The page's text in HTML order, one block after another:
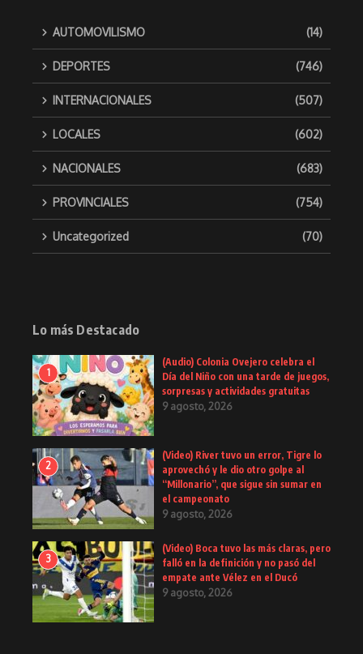
AUTOMOVILISMO (14)
DEPORTES (746)
INTERNACIONALES (507)
LOCALES (602)
NACIONALES (683)
PROVINCIALES (754)
Uncategorized (70)
Lo más Destacado
1
(Audio) Colonia Ovejero celebra el
Día del Niño con una tarde de juegos,
sorpresas y actividades gratuitas
9 agosto, 2026
2
(Video) River tuvo un error, Tigre lo
aprovechó y le dio otro golpe al
“Millonario”, que sigue sin sumar en
el campeonato
9 agosto, 2026
3
(Video) Boca tuvo las más claras, pero
falló en la definición y no pasó del
empate ante Vélez en el Ducó
9 agosto, 2026